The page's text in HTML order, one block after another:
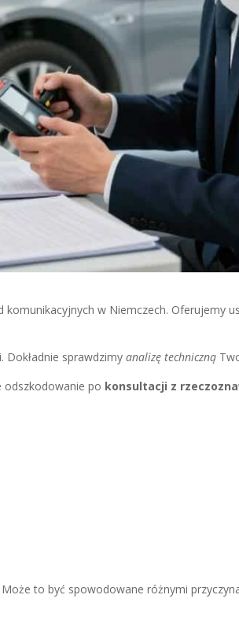
w Niemczech. Oferujemy
Dokładnie sprawdzimyanalizę techniczną
odszkodowanie po konsultacji z
to być spowodowane różnymi